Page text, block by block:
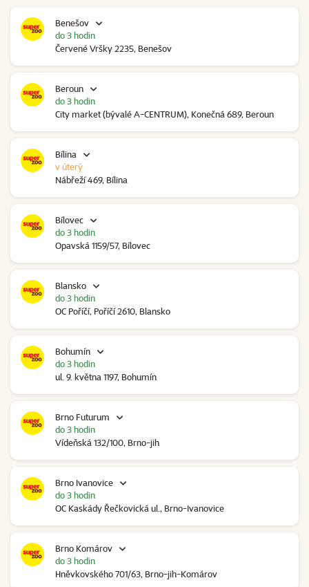
Benešov
Červené Vršky 2235, Benešov
do 3 hodin
Beroun
City market (bývalé A-CENTRUM), Konečná 689, Beroun
do 3 hodin
Bílina
Nábřeží 469, Bílina
v úterý
Bílovec
Opavská 1159/57, Bílovec
do 3 hodin
Blansko
OC Poříčí, Poříčí 2610, Blansko
do 3 hodin
Bohumín
ul. 9. května 1197, Bohumín
do 3 hodin
Brno Futurum
Vídeňská 132/100, Brno-jih
do 3 hodin
Brno Ivanovice
OC Kaskády Řečkovická ul., Brno-Ivanovice
do 3 hodin
Brno Komárov
Hněvkovského 701/63, Brno-jih-Komárov
do 3 hodin